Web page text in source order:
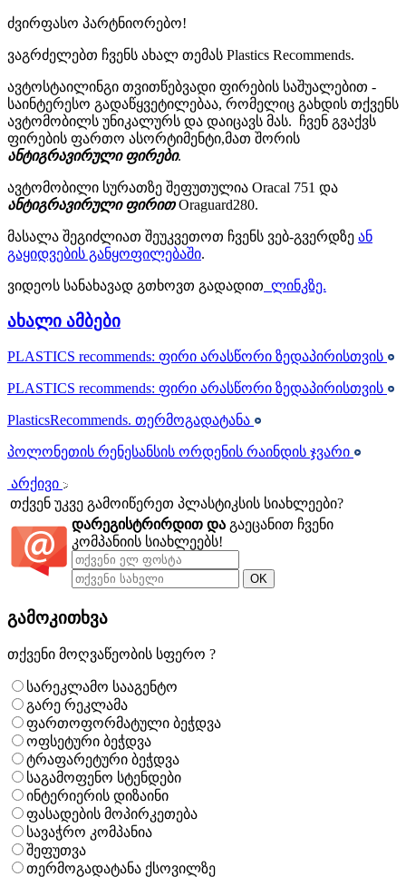
ძვირფასო პარტნიორებო!
ვაგრძელებთ ჩვენს ახალ თემას Plastics Recommends.
ავტოსტაილინგი თვითწებვადი ფირების საშუალებით -
საინტერესო გადაწყვეტილებაა, რომელიც გახდის თქვენს
ავტომობილს უნიკალურს და დაიცავს მას. ჩვენ გვაქვს
ფირების ფართო ასორტიმენტი,მათ შორის
ანტიგრავირულიფირები.
ავტომობილი სურათზე შეფუთულია Oracal 751 და
ანტიგრავირულიფირითOraguard280.
მასალა შეგიძლიათ შეუკვეთოთ ჩვენს ვებ-გვერდზე ან
გაყიდვების განყოფილებაში.
ვიდეოს სანახავად გთხოვთ გადადით ლინკზე.
ახალი ამბები
PLASTICS recommends: ფირი არასწორი ზედაპირისთვის
PLASTICS recommends: ფირი არასწორი ზედაპირისთვის
PlasticsRecommends. თერმოგადატანა
პოლონეთის რენესანსის ორდენის რაინდის ჯვარი
არქივი
თქვენ უკვე გამოიწერეთ პლასტიკსის სიახლეები?
დარეგისტრირდით და გაეცანით ჩვენი
კომპანიის სიახლეებს!
გამოკითხვა
თქვენი მოღვაწეობის სფერო ?
სარეკლამო სააგენტო
გარე რეკლამა
ფართოფორმატული ბეჭდვა
ოფსეტური ბეჭდვა
ტრაფარეტური ბეჭდვა
საგამოფენო სტენდები
ინტერიერის დიზაინი
ფასადების მოპირკეთება
სავაჭრო კომპანია
შეფუთვა
თერმოგადატანა ქსოვილზე